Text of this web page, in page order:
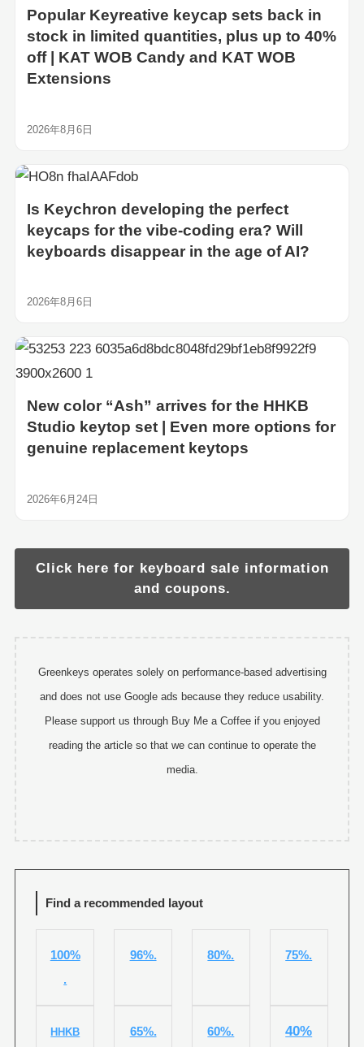
Popular Keyreative keycap sets back in
stock in limited quantities, plus up to 40%
off | KAT WOB Candy and KAT WOB
Extensions
2026年8月6日
Is Keychron developing the perfect
keycaps for the vibe-coding era? Will
keyboards disappear in the age of AI?
2026年8月6日
New color “Ash” arrives for the HHKB
Studio keytop set | Even more options for
genuine replacement keytops
2026年6月24日
Click here for keyboard sale information
and coupons.
Greenkeys operates solely on performance-based advertising
and does not use Google ads because they reduce usability.
Please support us through Buy Me a Coffee if you enjoyed
reading the article so that we can continue to operate the
media.
Find a recommended layout
100%
.
96%. 80%. 75%.
HHKB 65%. 60%.
40%